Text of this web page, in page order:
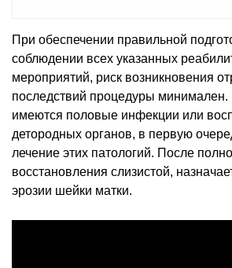
При обеспечении правильной
соблюдении всех указанных
мероприятий, риск возникновения
последствий процедуры
имеются половые инфекции или
детородных органов, в первую
лечение этих патологий. После
восстановления слизистой,
эрозии шейки матки.